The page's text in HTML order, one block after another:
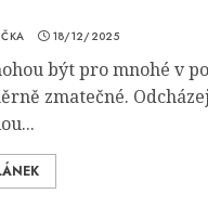
18/12/2025
být pro mnohé v
zmatečné.